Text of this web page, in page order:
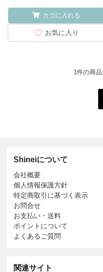
カゴに入れる
お気に入り
1件の商
Shineiについて
会社概要
個人情報保護方針
特定商取引に基づく表示
お問合せ
お支払い・送料
ポイントについて
よくあるご質問
関連サイト